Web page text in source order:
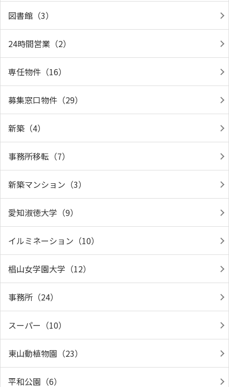
図書館（3）
24時間営業（2）
専任物件（16）
募集窓口物件（29）
新築（4）
事務所移転（7）
新築マンション（3）
愛知淑徳大学（9）
イルミネーション（10）
椙山女学園大学（12）
事務所（24）
スーパー（10）
東山動植物園（23）
平和公園（6）